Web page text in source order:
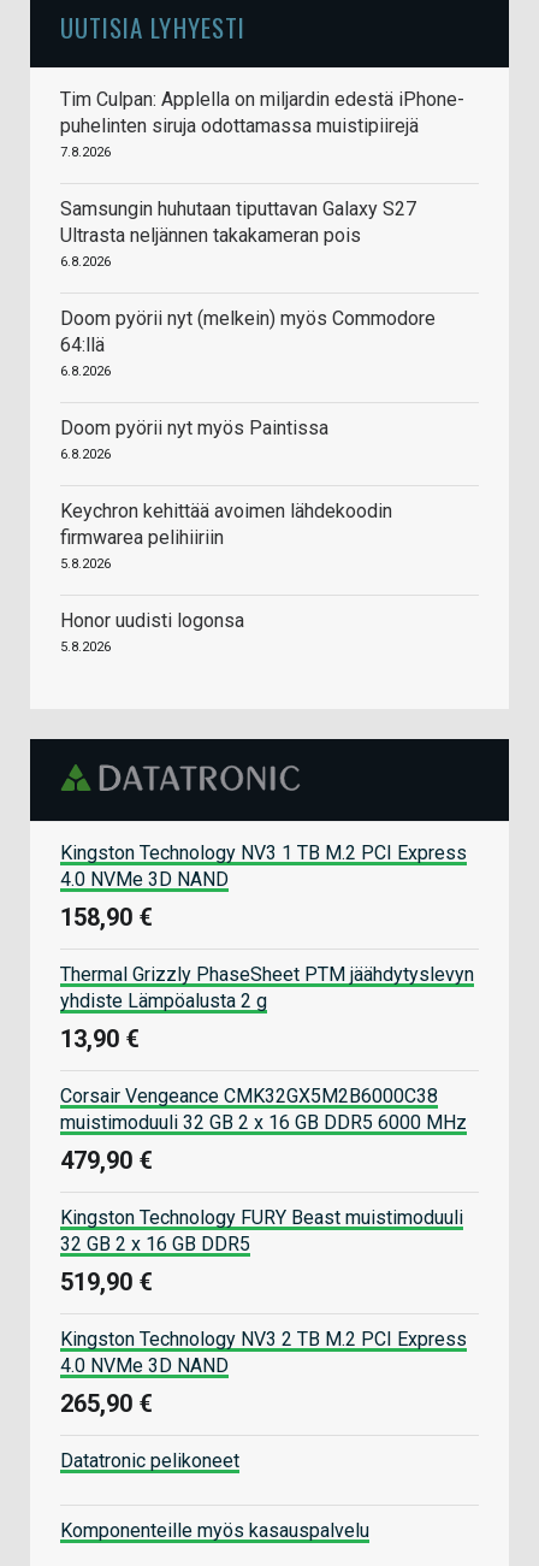
UUTISIA LYHYESTI
Tim Culpan: Applella on miljardin edestä iPhone-
puhelinten siruja odottamassa muistipiirejä
7.8.2026
Samsungin huhutaan tiputtavan Galaxy S27
Ultrasta neljännen takakameran pois
6.8.2026
Doom pyörii nyt (melkein) myös Commodore
64:llä
6.8.2026
Doom pyörii nyt myös Paintissa
6.8.2026
Keychron kehittää avoimen lähdekoodin
firmwarea pelihiiriin
5.8.2026
Honor uudisti logonsa
5.8.2026
Kingston Technology NV3 1 TB M.2 PCI Express
4.0 NVMe 3D NAND
158,90 €
Thermal Grizzly PhaseSheet PTM jäähdytyslevyn
yhdiste Lämpöalusta 2 g
13,90 €
Corsair Vengeance CMK32GX5M2B6000C38
muistimoduuli 32 GB 2 x 16 GB DDR5 6000 MHz
479,90 €
Kingston Technology FURY Beast muistimoduuli
32 GB 2 x 16 GB DDR5
519,90 €
Kingston Technology NV3 2 TB M.2 PCI Express
4.0 NVMe 3D NAND
265,90 €
Datatronic pelikoneet
Komponenteille myös kasauspalvelu